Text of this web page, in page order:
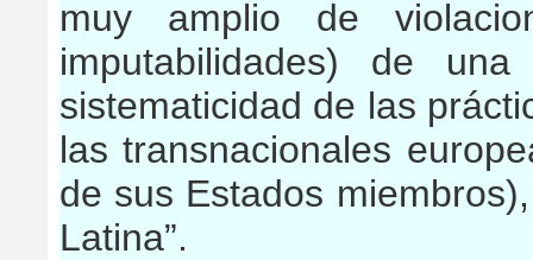
muy amplio de
imputabilidades) de
sistematicidad de las
las transnacionales
de sus Estados
Latina”.